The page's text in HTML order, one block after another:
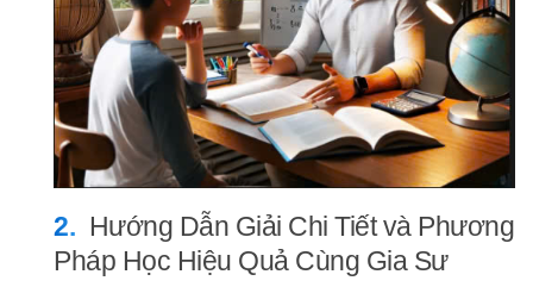
Hướng Dẫn Giải Chi Tiết và Phương
Pháp Học Hiệu Quả Cùng Gia Sư